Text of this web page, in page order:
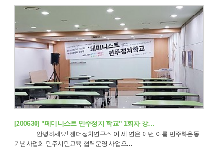
[200630] "페미니스트 민주정치 학교" 1회차 강…
기념사업회 민주시민교육 협력운영 사업으…